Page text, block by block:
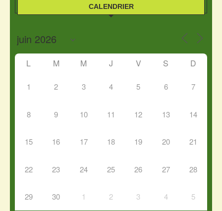
CALENDRIER
L M M J V S D
1 2 3 4 5 6 7
8 9 10 11 12 13 14
15 16 17 18 19 20 21
22 23 24 25 26 27 28
29 30 1 2 3 4 5